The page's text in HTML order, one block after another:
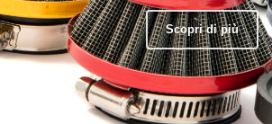
Scopri di più